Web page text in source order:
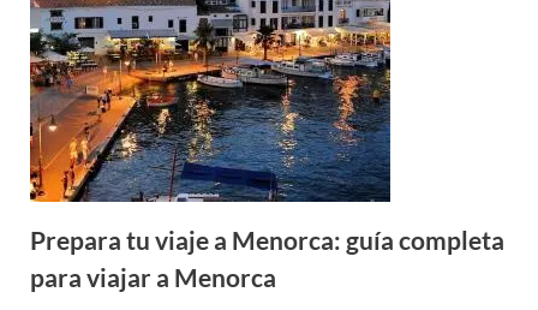
Prepara tu viaje a Menorca: guía completa
para viajar a Menorca